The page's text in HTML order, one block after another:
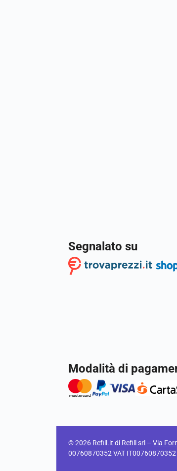
Segnalato su
Modalità di
© 2026 Refill.it di Refill srl – Via
00760870352 VAT